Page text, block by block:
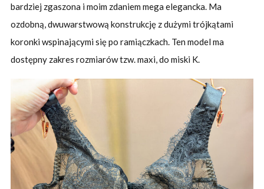
bardziej zgaszona i moim zdaniem mega elegancka. Ma
ozdobną, dwuwarstwową konstrukcję z dużymi trójkątami
koronki wspinającymi się po ramiączkach. Ten model ma
dostępny zakres rozmiarów tzw. maxi, do miski K.